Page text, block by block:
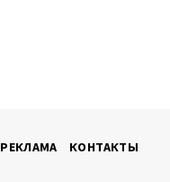
РЕКЛАМА КОНТАКТЫ